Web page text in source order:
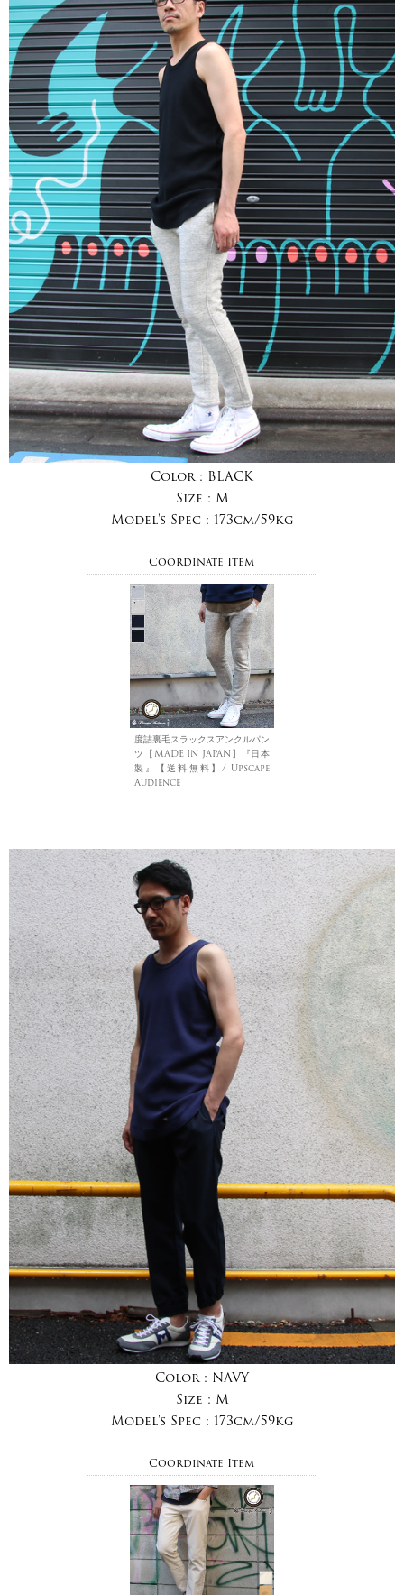
Color : BLACK
Size : M
Model's Spec : 173cm/59kg
Coordinate Item
度詰裏毛スラックスアンクルパン
ツ【MADE IN JAPAN】『日本
製』【送料無料】/ Upscape
Audience
Color : NAVY
Size : M
Model's Spec : 173cm/59kg
Coordinate Item